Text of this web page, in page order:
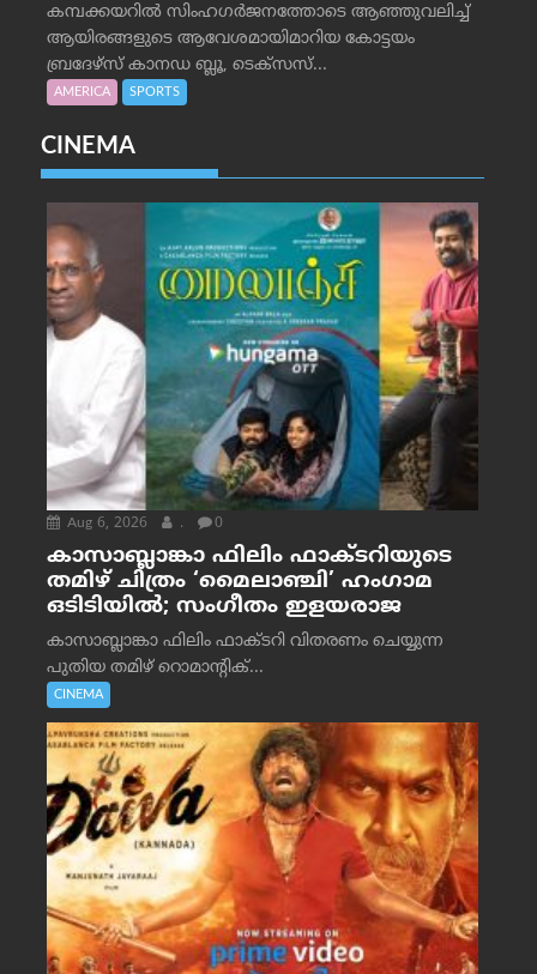
കമ്പക്കയറില്‍ സിംഹഗര്‍ജനത്തോടെ ആഞ്ഞുവലിച്ച്
ആയിരങ്ങളുടെ ആവേശമായിമാറിയ കോട്ടയം
ബ്രദേഴ്‌സ് കാനഡ ബ്ലൂ, ടെക്‌സസ്...
AMERICA SPORTS
CINEMA
Aug 6, 2026 . 0
കാസാബ്ലാങ്കാ ഫിലിം ഫാക്ടറിയുടെ
തമിഴ് ചിത്രം ‘മൈലാഞ്ചി’ ഹംഗാമ
ഒടിടിയിൽ; സംഗീതം ഇളയരാജ
കാസാബ്ലാങ്കാ ഫിലിം ഫാക്ടറി വിതരണം ചെയ്യുന്ന
പുതിയ തമിഴ് റൊമാന്റിക്...
CINEMA